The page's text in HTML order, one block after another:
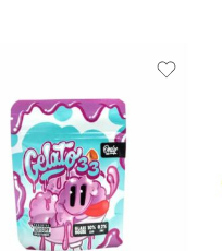
3,5 GR.
1 GR.